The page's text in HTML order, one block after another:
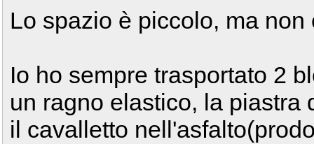
Lo spazio è piccolo, ma non
Io ho sempre trasportato 2
un ragno elastico, la piastra
il cavalletto